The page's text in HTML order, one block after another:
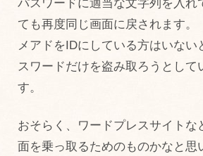
パスワードに適当な文字列を入れ
ても再度同じ画面に戻されます。
メアドをIDにしている方はいない
スワードだけを盗み取ろうとして
す。
おそらく、ワードプレスサイトな
面を乗っ取るためのものかなと思